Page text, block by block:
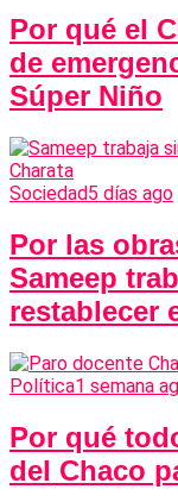
Por qué el
de
Súper Niño
Sociedad5 días ago
Por las
Sameep
restablecer
Política1 semana
Por qué
del Chaco